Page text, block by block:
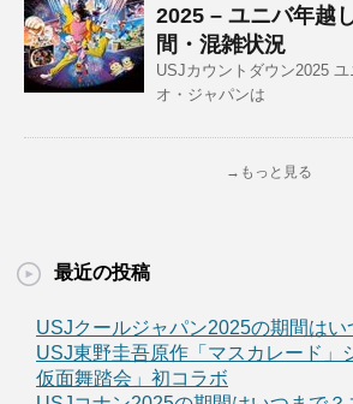
2025 – ユニバ年越
間・混雑状況
USJカウントダウン2025
オ・ジャパンは
→もっと見る
最近の投稿
USJクールジャパン2025の期間はい
USJ東野圭吾原作「マスカレード」
仮面舞踏会」初コラボ